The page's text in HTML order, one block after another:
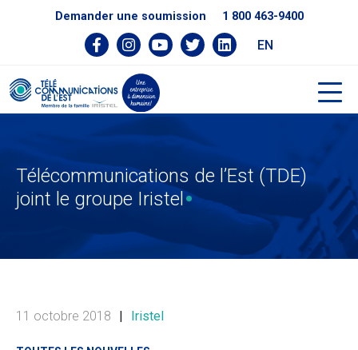
Demander une soumission 1 800 463-9400
EN
Télécommunications de l’Est (TDE)
joint le groupe Iristel
11 octobre 2018 | Iristel